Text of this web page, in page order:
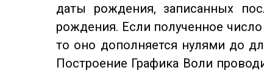
даты рождения, записанных
рождения. Если полученное
то оно дополняется нулями до
Построение Графика Воли